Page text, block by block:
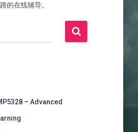
的在线辅导。
– Advanced